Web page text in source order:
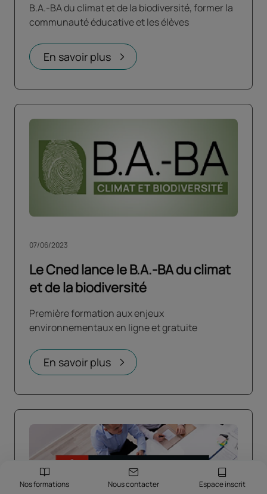
Nos formations Nous contacter Espace inscrit
B.A.-BA du climat et de la biodiversité, former la
communauté éducative et les élèves
En savoir plus
Le Cned lance le B.A.-BA du climat
et de la biodiversité
07/06/2023
Première formation aux enjeux
environnementaux en ligne et gratuite
En savoir plus